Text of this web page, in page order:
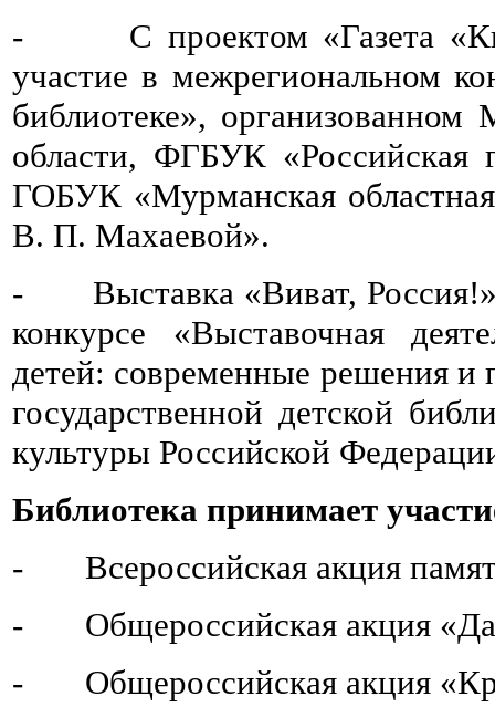
- С проектом «Газета
участие в межрегиональном
библиотеке»,
области, ФГБУК «Российская
ГОБУК «Мурманская
В. П. Махаевой».
- Выставка «Виват, Россия!»
конкурсе «Выставочная
детей: современные решения и
государственной детской
культуры Российской
Библиотека принимает
- Всероссийская акция
- Общероссийская акция
- Общероссийская акция